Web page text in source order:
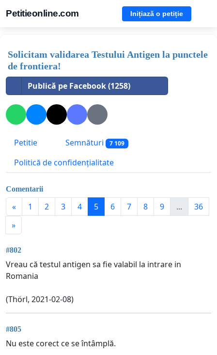
Petitieonline.com Inițiază o petiție
Solicitam validarea Testului Antigen la punctele
de frontiera!
Publică pe Facebook (1258)
Petitie Semnături 7 109
Politică de confidențialitate
Comentarii
« 1 2 3 4 5 6 7 8 9 ...
36
»
#802
Vreau că testul antigen sa fie valabil la intrare in
Romania
(Thörl, 2021-02-08)
#805
Nu este corect ce se întâmplă.